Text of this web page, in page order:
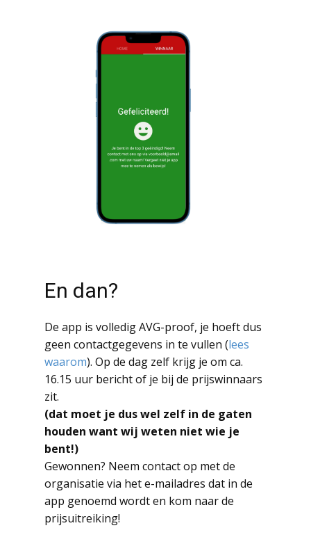
En dan?
De app is volledig AVG-proof, je hoeft dus
geen contactgegevens in te vullen (lees
waarom). Op de dag zelf krijg je om ca.
16.15 uur bericht of je bij de prijswinnaars
zit.
(dat moet je dus wel zelf in de gaten
houden want wij weten niet wie je
bent!)
Gewonnen? Neem contact op met de
organisatie via het e-mailadres dat in de
app genoemd wordt en kom naar de
prijsuitreiking!